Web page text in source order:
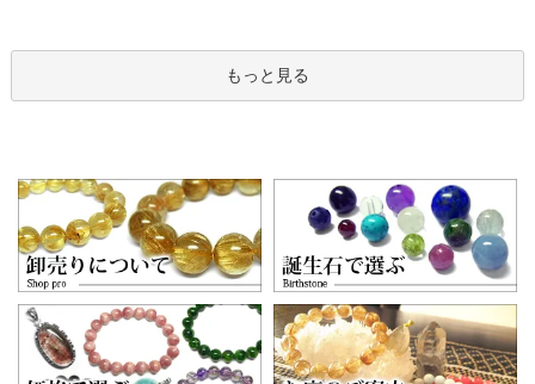
もっと見る